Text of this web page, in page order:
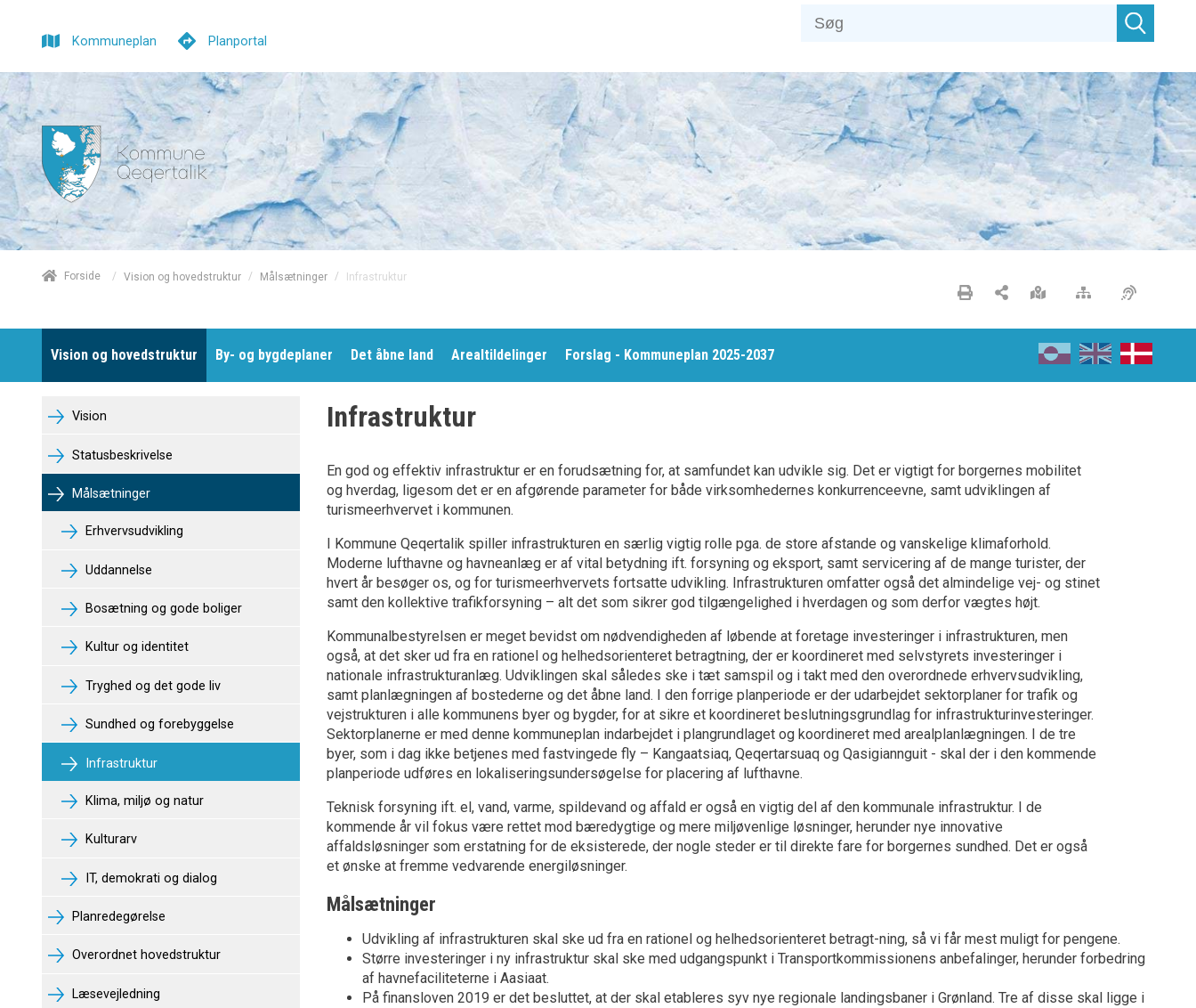
Kommuneplan Planportal
Forside / Vision og hovedstruktur / Målsætninger / Infrastruktur
Vision og hovedstruktur By- og bygdeplaner Det åbne land Arealtildelinger Forslag - Kommuneplan 2025-2037
Vision
Statusbeskrivelse
Målsætninger
Erhvervsudvikling
Uddannelse
Bosætning og gode boliger
Kultur og identitet
Tryghed og det gode liv
Sundhed og forebyggelse
Infrastruktur
Klima, miljø og natur
Kulturarv
IT, demokrati og dialog
Planredegørelse
Overordnet hovedstruktur
Læsevejledning
Infrastruktur
En god og effektiv infrastruktur er en forudsætning for, at samfundet kan udvikle sig. Det er vigtigt for borgernes mobilitet
og hverdag, ligesom det er en afgørende parameter for både virksomhedernes konkurrenceevne, samt udviklingen af
turismeerhvervet i kommunen.
I Kommune Qeqertalik spiller infrastrukturen en særlig vigtig rolle pga. de store afstande og vanskelige klimaforhold.
Moderne lufthavne og havneanlæg er af vital betydning ift. forsyning og eksport, samt servicering af de mange turister, der
hvert år besøger os, og for turismeerhvervets fortsatte udvikling. Infrastrukturen omfatter også det almindelige vej- og stinet
samt den kollektive trafikforsyning – alt det som sikrer god tilgængelighed i hverdagen og som derfor vægtes højt.
Kommunalbestyrelsen er meget bevidst om nødvendigheden af løbende at foretage investeringer i infrastrukturen, men
også, at det sker ud fra en rationel og helhedsorienteret betragtning, der er koordineret med selvstyrets investeringer i
nationale infrastrukturanlæg. Udviklingen skal således ske i tæt samspil og i takt med den overordnede erhvervsudvikling,
samt planlægningen af bostederne og det åbne land. I den forrige planperiode er der udarbejdet sektorplaner for trafik og
vejstrukturen i alle kommunens byer og bygder, for at sikre et koordineret beslutningsgrundlag for infrastrukturinvesteringer.
Sektorplanerne er med denne kommuneplan indarbejdet i plangrundlaget og koordineret med arealplanlægningen. I de tre
byer, som i dag ikke betjenes med fastvingede fly – Kangaatsiaq, Qeqertarsuaq og Qasigiannguit - skal der i den kommende
planperiode udføres en lokaliseringsundersøgelse for placering af lufthavne.
Teknisk forsyning ift. el, vand, varme, spildevand og affald er også en vigtig del af den kommunale infrastruktur. I de
kommende år vil fokus være rettet mod bæredygtige og mere miljøvenlige løsninger, herunder nye innovative
affaldsløsninger som erstatning for de eksisterede, der nogle steder er til direkte fare for borgernes sundhed. Det er også
et ønske at fremme vedvarende energiløsninger.
Målsætninger
Udvikling af infrastrukturen skal ske ud fra en rationel og helhedsorienteret betragt-ning, så vi får mest muligt for pengene.
Større investeringer i ny infrastruktur skal ske med udgangspunkt i Transportkommissionens anbefalinger, herunder forbedring
af havnefaciliteterne i Aasiaat.
På finansloven 2019 er det besluttet, at der skal etableres syv nye regionale landingsbaner i Grønland. Tre af disse skal ligge i